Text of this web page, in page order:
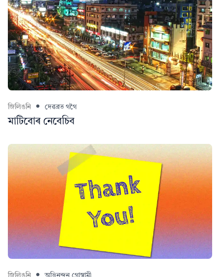
জিলিঙনি দেৱব্ৰত গগৈ
মাটিবোৰ নেবেচিব
জিলিঙনি অভিনন্দন গোস্বামী